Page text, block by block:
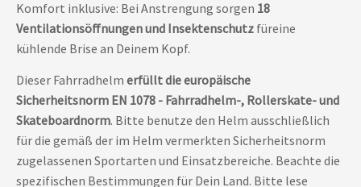
Komfort inklusive: Bei Anstrengung sorgen 18
Ventilationsöffnungen und Insektenschutz füreine
kühlende Brise an Deinem Kopf.
Dieser Fahrradhelm erfüllt die europäische
Sicherheitsnorm EN 1078 - Fahrradhelm-, Rollerskate- und
Skateboardnorm. Bitte benutze den Helm ausschließlich
für die gemäß der im Helm vermerkten Sicherheitsnorm
zugelassenen Sportarten und Einsatzbereiche. Beachte die
spezifischen Bestimmungen für Dein Land. Bitte lese